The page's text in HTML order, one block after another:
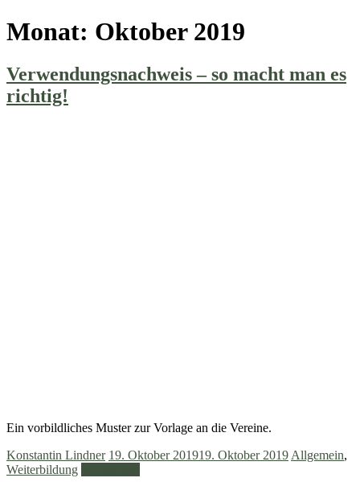
Monat: Oktober 2019
Verwendungsnachweis – so macht man es
richtig!
Ein vorbildliches Muster zur Vorlage an die Vereine.
Konstantin Lindner 19. Oktober 201919. Oktober 2019 Allgemein,
Weiterbildung